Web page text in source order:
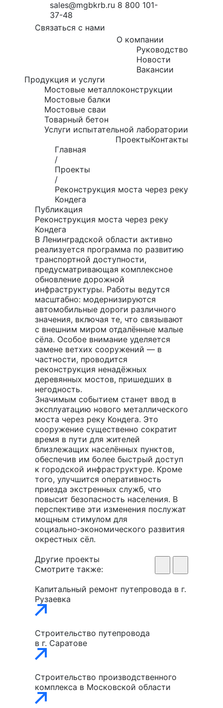
sales@mgbkrb.ru 8 800 101-
37-48
Связаться с нами
О компании
Руководство
Новости
Вакансии
Продукция и услуги
Мостовые металлоконструкции
Мостовые балки
Мостовые сваи
Товарный бетон
Услуги испытательной лаборатории
ПроектыКонтакты
Главная
/
Проекты
/
Реконструкция моста через реку
Кондега
Публикация
Реконструкция моста через реку
Кондега
В Ленинградской области активно
реализуется программа по развитию
транспортной доступности,
предусматривающая комплексное
обновление дорожной
инфраструктуры. Работы ведутся
масштабно: модернизируются
автомобильные дороги различного
значения, включая те, что связывают
с внешним миром отдалённые малые
сёла. Особое внимание уделяется
замене ветхих сооружений — в
частности, проводится
реконструкция ненадёжных
деревянных мостов, пришедших в
негодность.
Значимым событием станет ввод в
эксплуатацию нового металлического
моста через реку Кондега. Это
сооружение существенно сократит
время в пути для жителей
близлежащих населённых пунктов,
обеспечив им более быстрый доступ
к городской инфраструктуре. Кроме
того, улучшится оперативность
приезда экстренных служб, что
повысит безопасность населения. В
перспективе эти изменения послужат
мощным стимулом для
социально‑экономического развития
окрестных сёл.
Другие проекты
Смотрите также:
Капитальный ремонт путепровода в г.
Рузаевка
Строительство путепровода
в г. Саратове
Строительство производственного
комплекса в Московской области